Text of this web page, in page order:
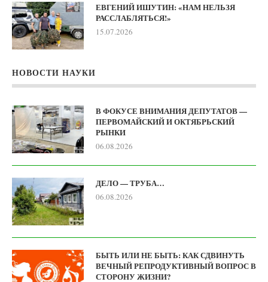
ЕВГЕНИЙ ИШУТИН: «НАМ НЕЛЬЗЯ
РАССЛАБЛЯТЬСЯ!»
15.07.2026
НОВОСТИ НАУКИ
В ФОКУСЕ ВНИМАНИЯ ДЕПУТАТОВ —
ПЕРВОМАЙСКИЙ И ОКТЯБРЬСКИЙ
РЫНКИ
06.08.2026
ДЕЛО — ТРУБА…
06.08.2026
БЫТЬ ИЛИ НЕ БЫТЬ: КАК СДВИНУТЬ
ВЕЧНЫЙ РЕПРОДУКТИВНЫЙ ВОПРОС В
СТОРОНУ ЖИЗНИ?